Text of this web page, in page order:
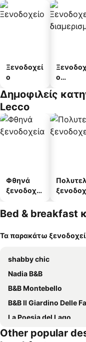
Ξενοδοχεί
ο
ο
άτων
Δημοφιλείς
Lecco
Φθηνά
ξενοδοχεί
Bed & breakfast
Τα παρακάτω
shabby chic
Nadia B&B
B&B Montebello
B&B Il Giardino Delle
La Poesia del Lago
Agriturismo Crotto Di
Other popular